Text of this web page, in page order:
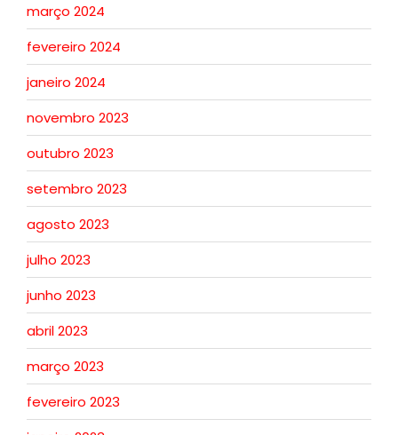
março 2024
fevereiro 2024
janeiro 2024
novembro 2023
outubro 2023
setembro 2023
agosto 2023
julho 2023
junho 2023
abril 2023
março 2023
fevereiro 2023